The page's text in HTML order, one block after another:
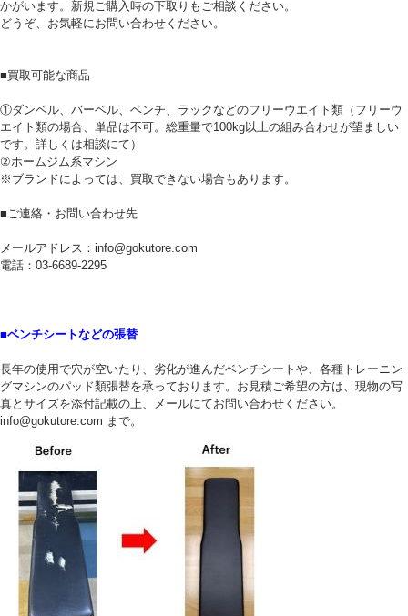
かがいます。新規ご購入時の下取りもご相談ください。
どうぞ、お気軽にお問い合わせください。
■買取可能な商品
①ダンベル、バーベル、ベンチ、ラックなどのフリーウエイト類（フリーウ
エイト類の場合、単品は不可。総重量で100kg以上の組み合わせが望ましい
です。詳しくは相談にて）
②ホームジム系マシン
※ブランドによっては、買取できない場合もあります。
■ご連絡・お問い合わせ先
メールアドレス：info@gokutore.com
電話：03-6689-2295
■ベンチシートなどの張替
長年の使用で穴が空いたり、劣化が進んだベンチシートや、各種トレーニン
グマシンのパッド類張替を承っております。お見積ご希望の方は、現物の写
真とサイズを添付記載の上、メールにてお問い合わせください。
info@gokutore.com まで。